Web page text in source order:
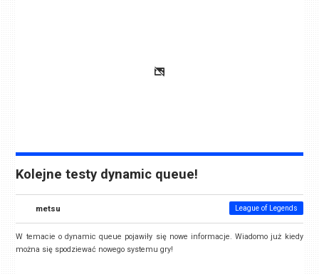
Kolejne testy dynamic queue!
metsu League of Legends
W temacie o dynamic queue pojawiły się nowe informacje. Wiadomo już kiedy
można się spodziewać nowego systemu gry!